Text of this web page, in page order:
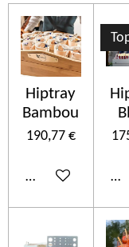
Hiptray
Bambou
190,77 €
Añadir al carrito